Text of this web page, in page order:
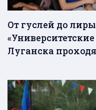
От гуслей до
Луганска